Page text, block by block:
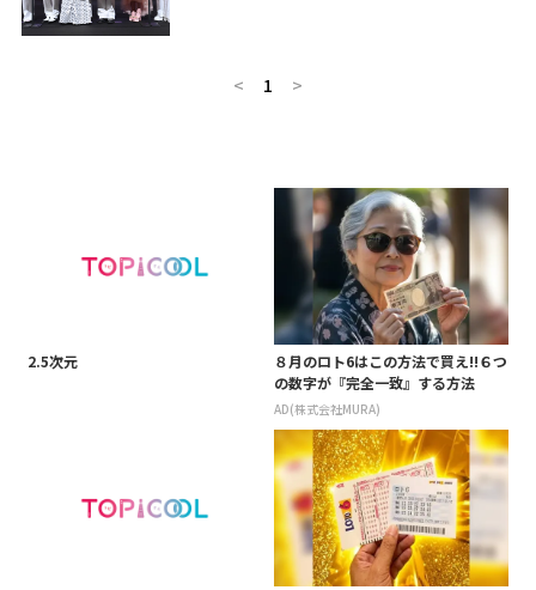
< 1 >
2.5次元
８月のロト6はこの方法で買え!!６つ
の数字が『完全一致』する方法
AD(株式会社MURA)